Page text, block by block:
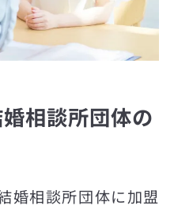
相談所団体の
婚相談所団体に加盟